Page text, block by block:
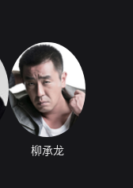
柳承龙